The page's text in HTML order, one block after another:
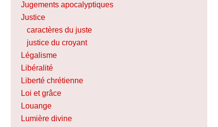
Jugements apocalyptiques
Justice
caractères du juste
justice du croyant
Légalisme
Libéralité
Liberté chrétienne
Loi et grâce
Louange
Lumière divine